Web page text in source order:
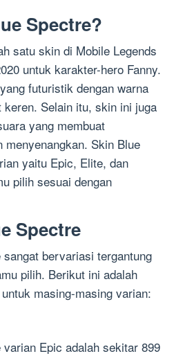
Spectre?
satu skin di Mobile Legends
untuk karakter-hero Fanny.
futuristik dengan warna
Selain itu, skin ini juga
yang membuat
menyenangkan. Skin Blue
yaitu Epic, Elite, dan
pilih sesuai dengan
Spectre
bervariasi tergantung
pilih. Berikut ini adalah
masing-masing varian:
Epic adalah sekitar 899